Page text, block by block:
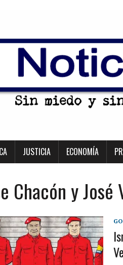
JUSTICIA ECONOMÍA
Chacón y